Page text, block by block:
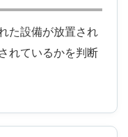
た設備が放置され
れているかを判断